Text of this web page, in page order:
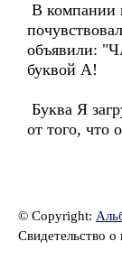
В компании
объявили:
буквой А!
Буква Я
от того, что
© Copyright:
Свидетельство